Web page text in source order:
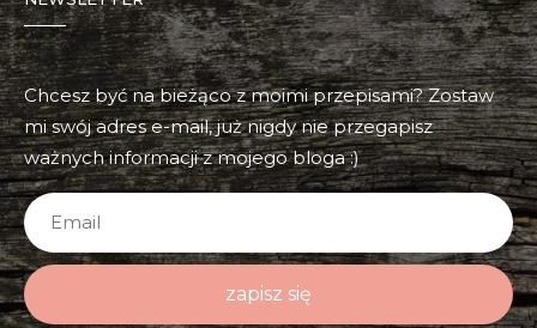
Chcesz być na bieżąco z moimi przepisami? Zostaw
mi swój adres e-mail, już nigdy nie przegapisz
ważnych informacji z mojego bloga :)
zapisz się